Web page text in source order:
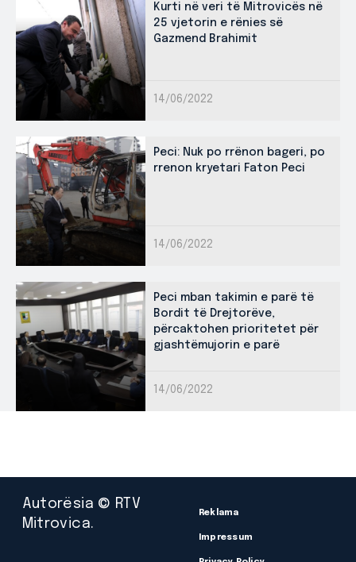
Kurti në veri të Mitrovicës në
25 vjetorin e rënies së
Gazmend Brahimit
14/06/2022
Peci: Nuk po rrënon bageri, po
rrenon kryetari Faton Peci
14/06/2022
Peci mban takimin e parë të
Bordit të Drejtorëve,
përcaktohen prioritetet për
gjashtëmujorin e parë
14/06/2022
Autorësia © RTV
Mitrovica.
Reklama
Impressum